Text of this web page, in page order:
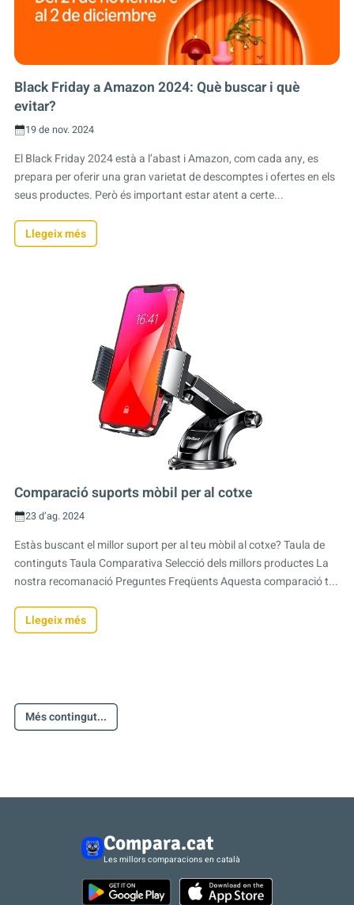
Black Friday a Amazon 2024: Què buscar i què
evitar?
19 de nov. 2024
El Black Friday 2024 està a l’abast i Amazon, com cada any, es
prepara per oferir una gran varietat de descomptes i ofertes en els
seus productes. Però és important estar atent a certe...
Llegeix més
Comparació suports mòbil per al cotxe
23 d’ag. 2024
Estàs buscant el millor suport per al teu mòbil al cotxe? Taula de
continguts Taula Comparativa Selecció dels millors productes La
nostra recomanació Preguntes Freqüents Aquesta comparació t...
Llegeix més
Més contingut...
Compara.cat
Les millors comparacions en català